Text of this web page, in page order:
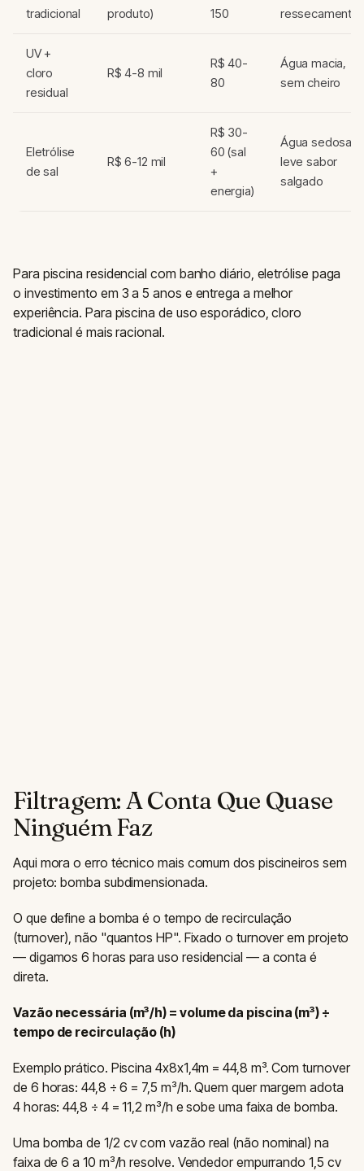
tradicional
produto)
150
ressecamento
UV +
cloro
residual
R$ 4-8 mil
R$ 40-
80
Água macia,
sem cheiro
Eletrólise
de sal
R$ 6-12 mil
R$ 30-
60 (sal
+
energia)
Água sedosa,
leve sabor
salgado
Para piscina residencial com banho diário, eletrólise paga
o investimento em 3 a 5 anos e entrega a melhor
experiência. Para piscina de uso esporádico, cloro
tradicional é mais racional.
Filtragem: A Conta Que Quase
Ninguém Faz
Aqui mora o erro técnico mais comum dos piscineiros sem
projeto: bomba subdimensionada.
O que define a bomba é o tempo de recirculação
(turnover), não "quantos HP". Fixado o turnover em projeto
— digamos 6 horas para uso residencial — a conta é
direta.
Vazão necessária (m³/h) = volume da piscina (m³) ÷
tempo de recirculação (h)
Exemplo prático. Piscina 4x8x1,4m = 44,8 m³. Com turnover
de 6 horas: 44,8 ÷ 6 = 7,5 m³/h. Quem quer margem adota
4 horas: 44,8 ÷ 4 = 11,2 m³/h e sobe uma faixa de bomba.
Uma bomba de 1/2 cv com vazão real (não nominal) na
faixa de 6 a 10 m³/h resolve. Vendedor empurrando 1,5 cv